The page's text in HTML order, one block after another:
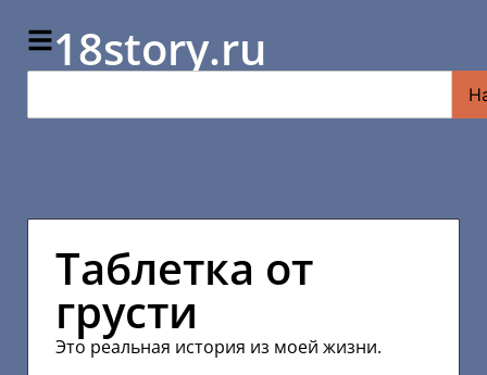
18story.ru
Таблетка от
грусти
Это реальная история из моей жизни.